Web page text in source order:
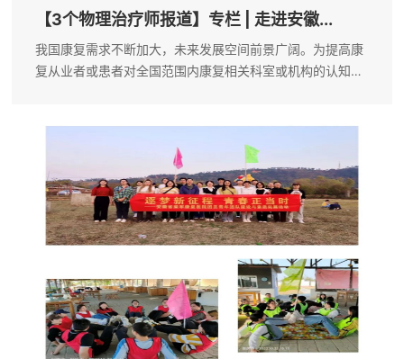
【3个物理治疗师报道】专栏 | 走进安徽...
我国康复需求不断加大，未来发展空间前景广阔。为提高康
复从业者或患者对全国范围内康复相关科室或机构的认知水